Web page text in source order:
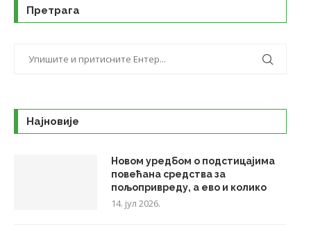
Претрага
Најновије
Новом уредбом о подстицајима
повећана средства за
пољопривреду, а ево и колико
14. јул 2026.